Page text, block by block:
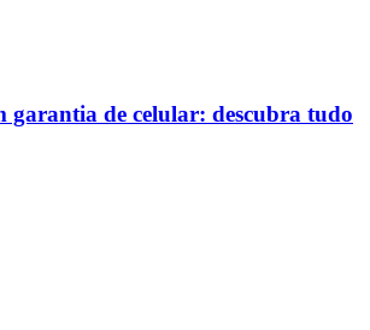
garantia de celular: descubra tudo